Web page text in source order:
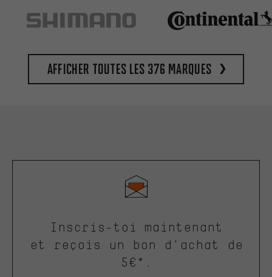
Afficher toutes les 376 marques
Inscris-toi maintenant
et reçois un bon d'achat de
5€*.